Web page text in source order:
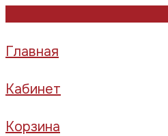
Главная
Кабинет
Корзина